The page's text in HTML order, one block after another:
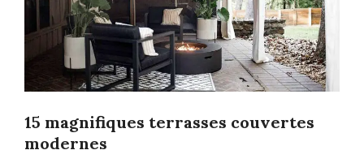
15 magnifiques terrasses couvertes
modernes